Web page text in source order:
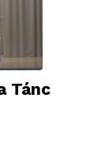
Tánc